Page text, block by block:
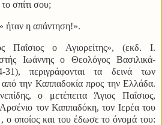
σπίτι σου;
ήταν η απάντηση!».
ο Αγιορείτης», (εκδ. Ι.
Ιωάννης ο Θεολόγος Βασιλικά-
περιγράφονται τα δεινά των
την Καππαδοκία προς την Ελλάδα.
ο μετέπειτα Άγιος Παΐσιος,
τον Καππαδόκη, τον Ιερέα του
ο οποίος και του έδωσε το όνομά του: